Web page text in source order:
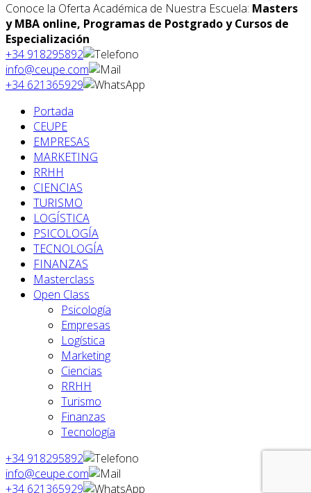
Conoce la Oferta Académica de Nuestra Escuela: Masters
y MBA online, Programas de Postgrado y Cursos de
Especialización
+34 918295892
info@ceupe.com
+34 621365929
Portada
CEUPE
EMPRESAS
MARKETING
RRHH
CIENCIAS
TURISMO
LOGÍSTICA
PSICOLOGÍA
TECNOLOGÍA
FINANZAS
Masterclass
Open Class
Psicología
Empresas
Logística
Marketing
Ciencias
RRHH
Turismo
Finanzas
Tecnología
+34 918295892
info@ceupe.com
+34 621365929